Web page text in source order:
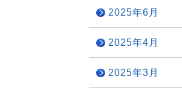
2025年6月
2025年4月
2025年3月